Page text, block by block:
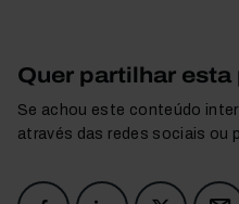
Quer partilhar
Se achou este conteúdo
através das redes sociais ou